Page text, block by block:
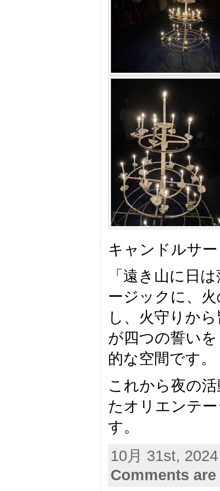
キャンドルサ
「遠き山に日
ージックに、
し、火守りか
が四つの誓い
的な空間です。
これから夜の
たオリエンテ
す。
10月 31st,
Comments